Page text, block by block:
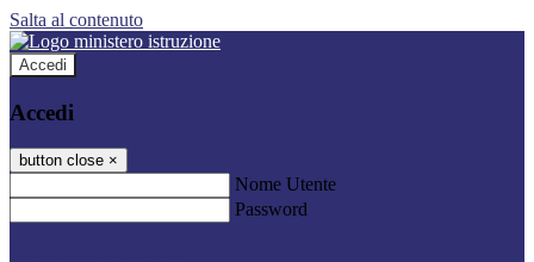
Salta al contenuto
Accedi
Accedi
button close ×
Nome Utente
Password